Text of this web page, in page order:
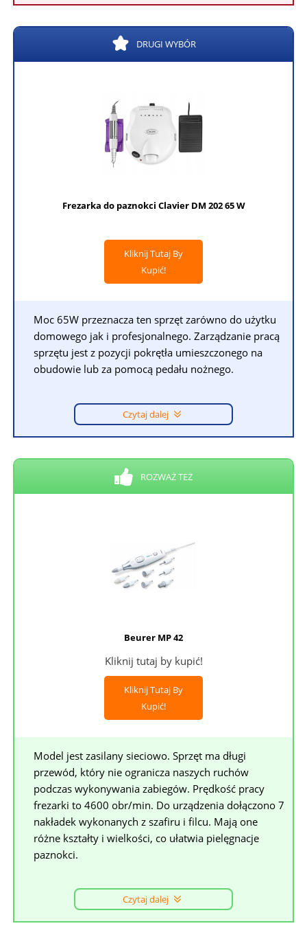
DRUGI WYBÓR
Frezarka do paznokci Clavier DM 202 65 W
Kliknij Tutaj By
Kupić!
Moc 65W przeznacza ten sprzęt zarówno do użytku
domowego jak i profesjonalnego. Zarządzanie pracą
sprzętu jest z pozycji pokrętła umieszczonego na
obudowie lub za pomocą pedału nożnego.
Czytaj dalej
ROZWAŻ TEŻ
Beurer MP 42
Kliknij tutaj by kupić!
Kliknij Tutaj By
Kupić!
Model jest zasilany sieciowo. Sprzęt ma długi
przewód, który nie ogranicza naszych ruchów
podczas wykonywania zabiegów. Prędkość pracy
frezarki to 4600 obr/min. Do urządzenia dołączono 7
nakładek wykonanych z szafiru i filcu. Mają one
różne kształty i wielkości, co ułatwia pielęgnacje
paznokci.
Czytaj dalej